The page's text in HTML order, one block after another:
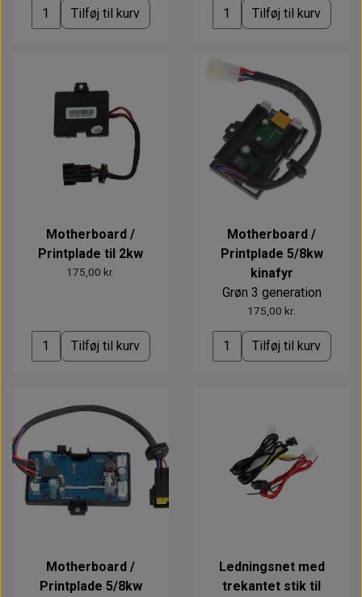
Tilføj til kurv Tilføj til kurv
Motherboard /
Printplade til 2kw
175,00 kr.
Tilføj til kurv
Motherboard /
Printplade 5/8kw
kinafyr
Grøn 3 generation
175,00 kr.
Tilføj til kurv
Motherboard /
Printplade 5/8kw
Ledningsnet med
trekantet stik til